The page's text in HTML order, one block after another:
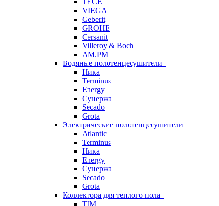
TECE
VIEGA
Geberit
GROHE
Cersanit
Villeroy & Boch
AM.PM
Водяные полотенцесушители
Ника
Terminus
Energy
Сунержа
Secado
Grota
Электрические полотенцесушители
Atlantic
Terminus
Ника
Energy
Сунержа
Secado
Grota
Коллектора для теплого пола
TIM